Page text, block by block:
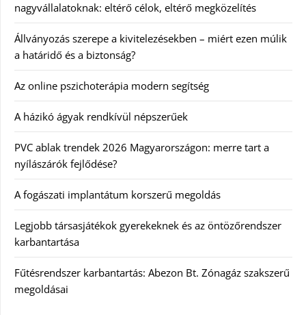
nagyvállalatoknak: eltérő célok, eltérő megközelítés
Állványozás szerepe a kivitelezésekben – miért ezen múlik
a határidő és a biztonság?
Az online pszichoterápia modern segítség
A házikó ágyak rendkívül népszerűek
PVC ablak trendek 2026 Magyarországon: merre tart a
nyílászárók fejlődése?
A fogászati implantátum korszerű megoldás
Legjobb társasjátékok gyerekeknek és az öntözőrendszer
karbantartása
Fűtésrendszer karbantartás: Abezon Bt. Zónagáz szakszerű
megoldásai